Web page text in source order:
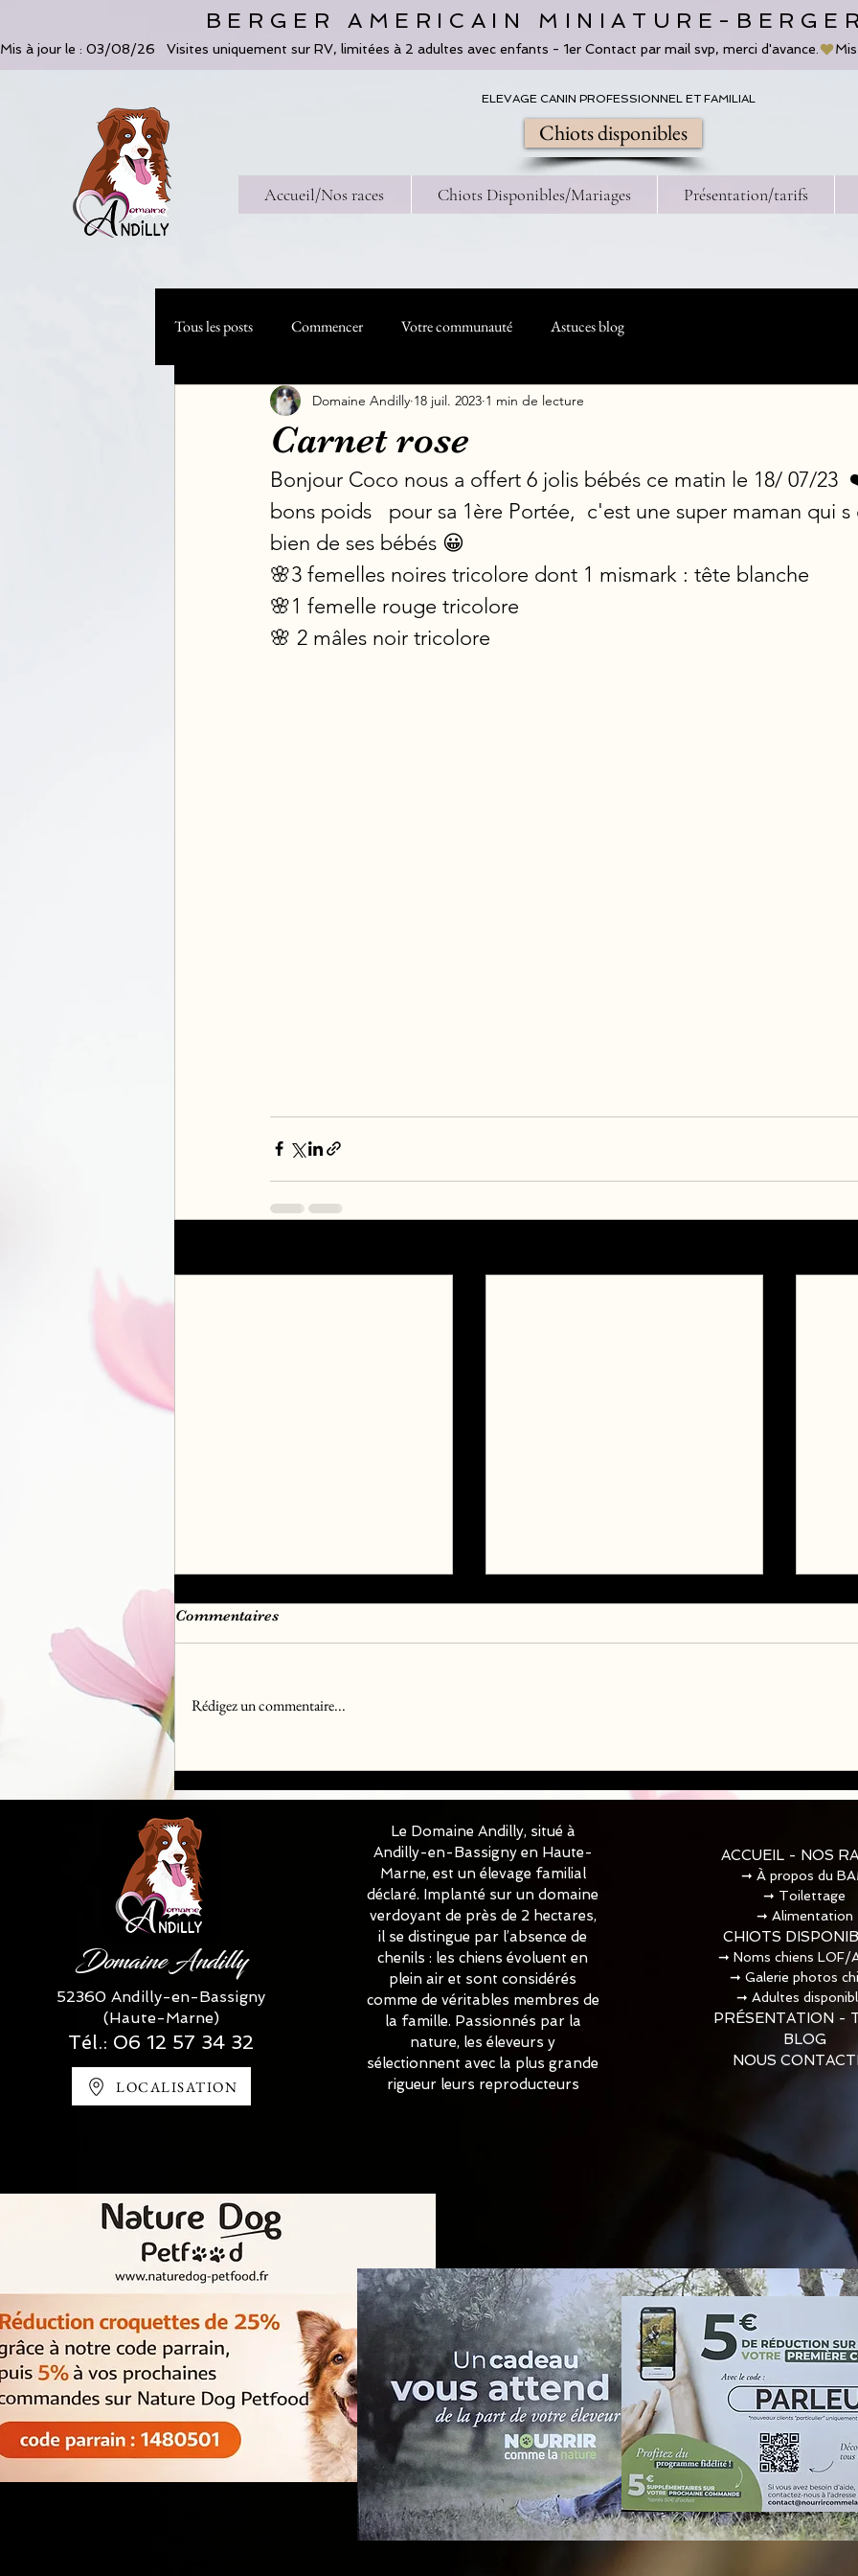
BERGER AMERICAIN MINIATURE-
Mis à jour le : 03/08/26   Visites uniquement sur RV, limitées à 2 adultes avec enfants - 1er Contact par mail svp, merci d'avance.
ELEVAGE CANIN PROFESSIONNEL ET FAMILIAL
Chiots disponibles
Accueil/Nos races Chiots Disponibles/Mariages Présentation/tarifs
Tous les posts Commencer Votre communauté Astuces blog
Carnet rose
Domaine Andilly 18 juil. 2023 1 min de lecture
Bonjour Coco nous a offert 6 jolis bébés ce matin le 18/ 07/23
bons poids   pour sa 1ère Portée,  c'est une super maman qui
bien de ses bébés 😀
🌸3 femelles noires tricolore dont 1 mismark : tête blanche
🌸1 femelle rouge tricolore
🌸 2 mâles noir tricolore
♀️♂️✅✅✅
✅✅✅
Commentaires
Rédigez un commentaire...
Domaine Andilly
52360 Andilly-en-Bassigny
(Haute-Marne)
Tél.: 06 12 57 34 32
LOCALISATION
Le Domaine Andilly, situé à
Andilly-en-Bassigny en Haute-
Marne, est un élevage familial
déclaré. Implanté sur un domaine
verdoyant de près de 2 hectares,
il se distingue par l’absence de
chenils : les chiens évoluent en
plein air et sont considérés
comme de véritables membres de
la famille. Passionnés par la
nature, les éleveurs y
sélectionnent avec la plus grande
rigueur leurs reproducteurs
ACCUEIL - NOS
➞ À propos du
➞ Toilettage​
➞ Alimentation
CHIOTS
➞ Noms chiens LOF/
➞ Galerie photos
➞ Adultes
PRÉSENTATION -
BLOG
NOUS